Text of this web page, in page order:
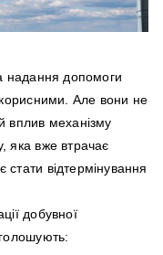
надання допомоги
корисними. Але вони не
вплив механізму
яка вже втрачає
відтермінування
добувної